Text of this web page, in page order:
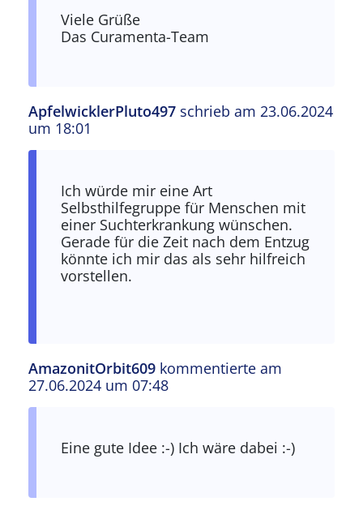
Viele Grüße
Das Curamenta-Team
ApfelwicklerPluto497 schrieb am 23.06.2024
um 18:01
Ich würde mir eine Art
Selbsthilfegruppe für Menschen mit
einer Suchterkrankung wünschen.
Gerade für die Zeit nach dem Entzug
könnte ich mir das als sehr hilfreich
vorstellen.
AmazonitOrbit609 kommentierte am
27.06.2024 um 07:48
Antwort auf
Eine gute Idee :-) Ich wäre dabei :-)